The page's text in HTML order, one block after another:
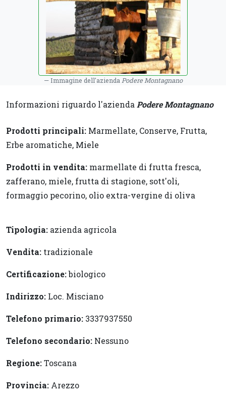
Immagine dell'azienda Podere Montagnano
Informazioni riguardo l'azienda Podere Montagnano
Prodotti principali: Marmellate, Conserve, Frutta,
Erbe aromatiche, Miele
Prodotti in vendita: marmellate di frutta fresca,
zafferano, miele, frutta di stagione, sott'oli,
formaggio pecorino, olio extra-vergine di oliva
Tipologia: azienda agricola
Vendita: tradizionale
Certificazione:biologico
Indirizzo: Loc. Misciano
Telefono primario: 3337937550
Telefono secondario: Nessuno
Regione:Toscana
Provincia: Arezzo